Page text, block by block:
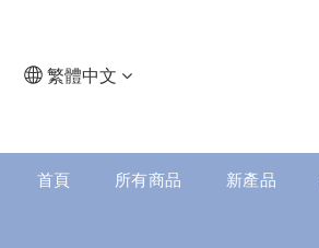
繁體中文
首頁 所有商品 新產品